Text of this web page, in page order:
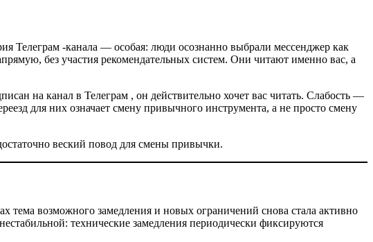
Телеграм -канала — особая: люди осознанно выбрали мессенджер как
без участия рекомендательных систем. Они читают именно вас, а
на канал в Телеграм , он действительно хочет вас читать. Слабость —
для них означает смену привычного инструмента, а не просто смену
веский повод для смены привычки.
тема возможного замедления и новых ограничений снова стала активно
технические замедления периодически фиксируются